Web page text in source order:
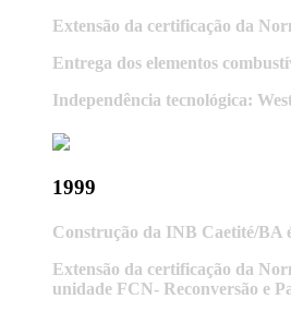
Extensão da certificação da
Entrega dos elementos
Independência tecnológica:
1999
Construção da INB Caetité/BA
Extensão da certificação da
unidade FCN- Reconversão e